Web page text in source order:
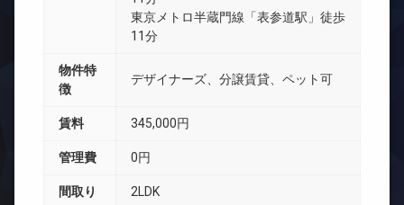
東京メトロ半蔵門線「表参道駅」徒歩
11分
物件特
徴
デザイナーズ、分譲賃貸、ペット可
賃料 345,000円
管理費 0円
間取り 2LDK